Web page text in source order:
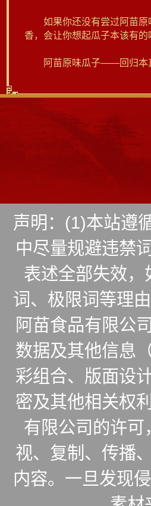
如果你还没有尝过阿苗原
香，会让你想起瓜子本该有的
阿苗原味瓜子——回归本真
声明：(1)本站遵
中尽量规避违禁
表述全部失效
词、极限词等理
阿苗食品有限公
数据及其他信息
彩组合、版面设
密及其他相关权
有限公司的许
视、复制、传播
内容。一旦发现